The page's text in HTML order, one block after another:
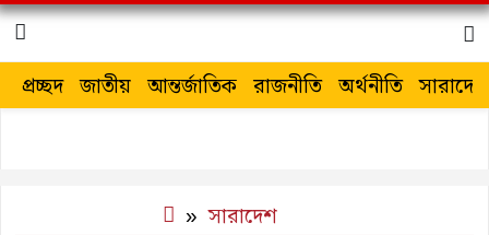
প্রচ্ছদ জাতীয় আন্তর্জাতিক রাজনীতি অর্থনীতি সারাদেশ
সারাদেশ